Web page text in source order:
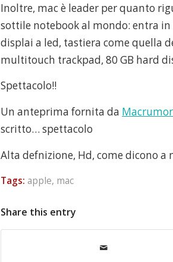
Inoltre, mac è leader per quanto
sottile notebook al mondo: entra in
displai a led, tastiera come quella
multitouch trackpad, 80 GB hard
Spettacolo!!
Un anteprima fornita da
scritto… spettacolo
Alta defnizione, Hd, come dicono a
Tags: apple, mac
Share this entry